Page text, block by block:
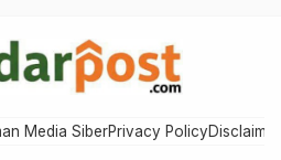
Media SiberPrivacy PolicyDisclaimer